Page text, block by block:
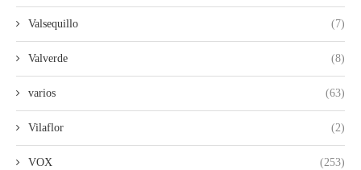
Valsequillo (7)
Valverde (8)
varios (63)
Vilaflor (2)
VOX (253)